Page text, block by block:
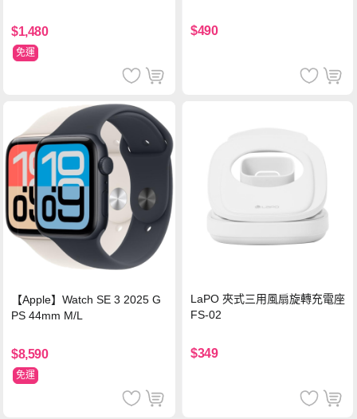
$1,480
免運
機/平板/筆電
$490
【Apple】Watch SE 3 2025 G
PS 44mm M/L
$8,590
免運
LaPO 夾式三用風扇旋轉充電座
FS-02
$349